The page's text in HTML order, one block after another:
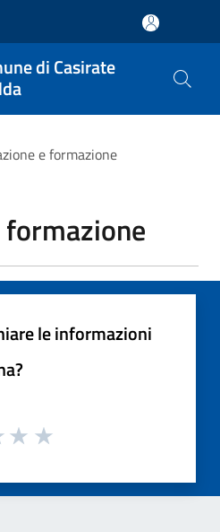
di Casirate
e formazione
formazione
le informazioni